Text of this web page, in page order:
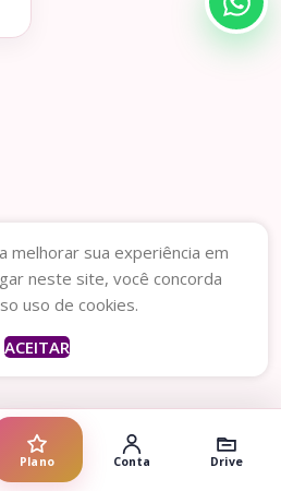
melhorar sua experiência em
neste site, você concorda
uso de cookies.
ACEITAR
Plano Conta Drive